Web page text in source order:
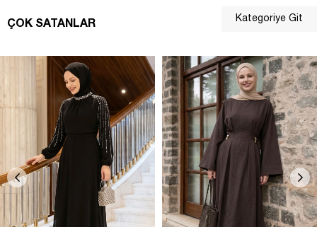
ÇOK SATANLAR
Kategoriye Git